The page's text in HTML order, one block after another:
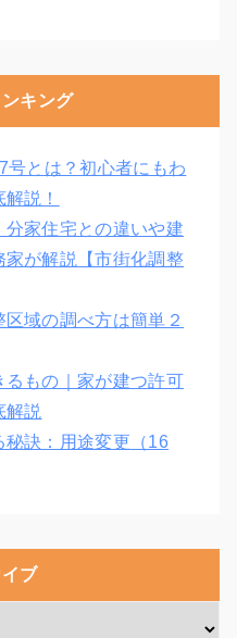
キング
号とは？初心者にもわ
説！
家住宅との違いや建
が解説【市街化調整
域の調べ方は簡単２
もの｜家が建つ許可
解説
訣：用途変更（16
ブ